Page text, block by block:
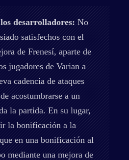
desarrolladores: No
satisfechos con el
de Frenesí, aparte de
jugadores de Varian a
cadencia de ataques
acostumbrarse a un
la partida. En su lugar,
la bonificación a la
en una bonificación al
mediante una mejora de